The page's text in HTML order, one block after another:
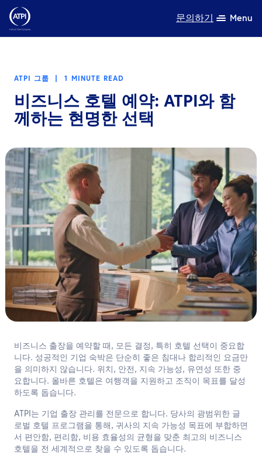
문의하기 Menu
제품
자원
회사 소개
지속가능성
TravelHub Login
검색
문의하기
한국어
ATPI 그룹 1 MINUTE READ
비즈니스 호텔 예약: ATPI와 함
께하는 현명한 선택
비즈니스 출장을 예약할 때, 모든 결정, 특히 호텔 선택이 중요합
니다. 성공적인 기업 숙박은 단순히 좋은 침대나 합리적인 요금만
을 의미하지 않습니다. 위치, 안전, 지속 가능성, 유연성 또한 중
요합니다. 올바른 호텔은 여행객을 지원하고 조직이 목표를 달성
하도록 돕습니다.
ATPI는 기업 출장 관리를 전문으로 합니다. 당사의 광범위한 글
로벌 호텔 프로그램을 통해, 귀사의 지속 가능성 목표에 부합하면
서 편안함, 편리함, 비용 효율성의 균형을 맞춘 최고의 비즈니스
호텔을 전 세계적으로 찾을 수 있도록 돕습니다.